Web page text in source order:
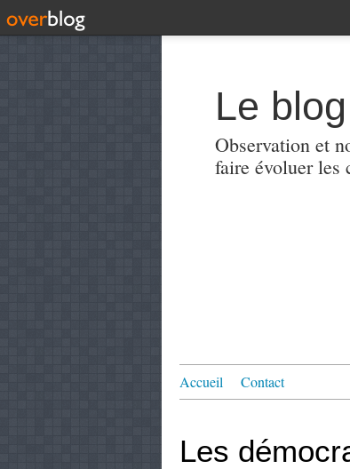
Le
Observation et
faire évoluer les
Accueil Contact
Les